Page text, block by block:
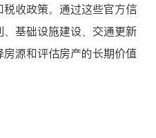
收政策。通过这些官方信
基础设施建设、交通更新
源和评估房产的长期价值